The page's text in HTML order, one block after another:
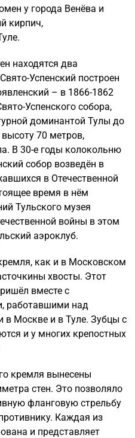
у города Венёва и
кирпич,
находятся два
Успенский построен
– в 1866-1862
Успенского собора,
доминантой Тулы до
70 метров,
В 30-е годы колокольню
собор возведён в
в Отечественной
время в нём
Тульского музея
войны в этом
аэроклуб.
как и в Московском
хвосты. Этот
вместе с
работавшими над
в Москве и в Туле. Зубцы с
и у многих крепостных
кремля вынесены
стен. Это позволяло
фланговую стрельбу
Каждая из
и представляет